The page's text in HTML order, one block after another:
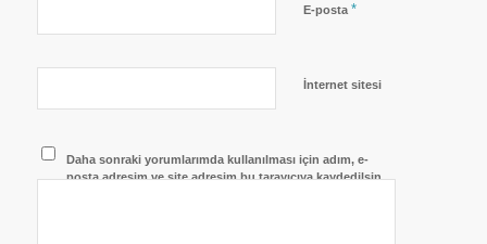
E-posta *
İnternet sitesi
Daha sonraki yorumlarımda kullanılması için adım, e-
posta adresim ve site adresim bu tarayıcıya kaydedilsin.